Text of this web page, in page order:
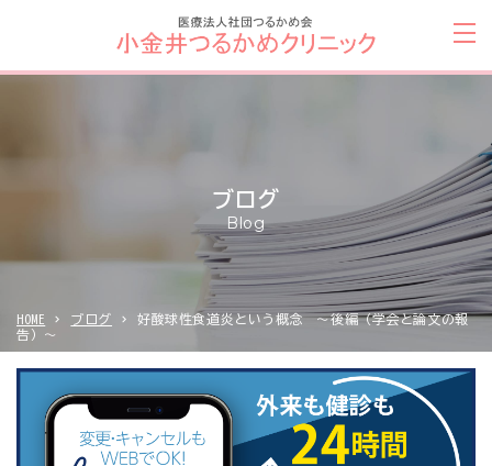
ブログ
Blog
HOME ブログ
好酸球性食道炎という概念 ～後編（学会と論文の報
告）～